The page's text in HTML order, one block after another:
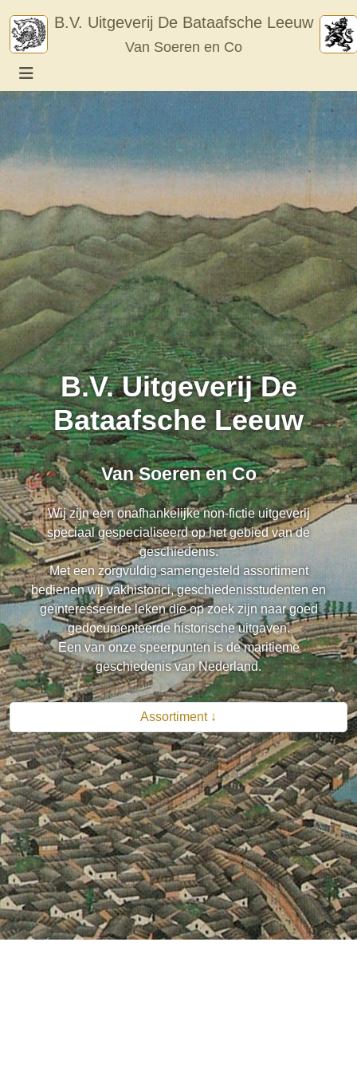
content
B.V. Uitgeverij De Bataafsche Leeuw
Van Soeren en Co
B.V. Uitgeverij De
Bataafsche Leeuw
Van Soeren en Co
Wij zijn een onafhankelijke non-fictie uitgeverij
speciaal gespecialiseerd op het gebied van de
geschiedenis.
Met een zorgvuldig samengesteld assortiment
bedienen wij vakhistorici, geschiedenisstudenten en
geïnteresseerde leken die op zoek zijn naar goed
gedocumenteerde historische uitgaven.
Een van onze speerpunten is de maritieme
geschiedenis van Nederland.
Assortiment ↓